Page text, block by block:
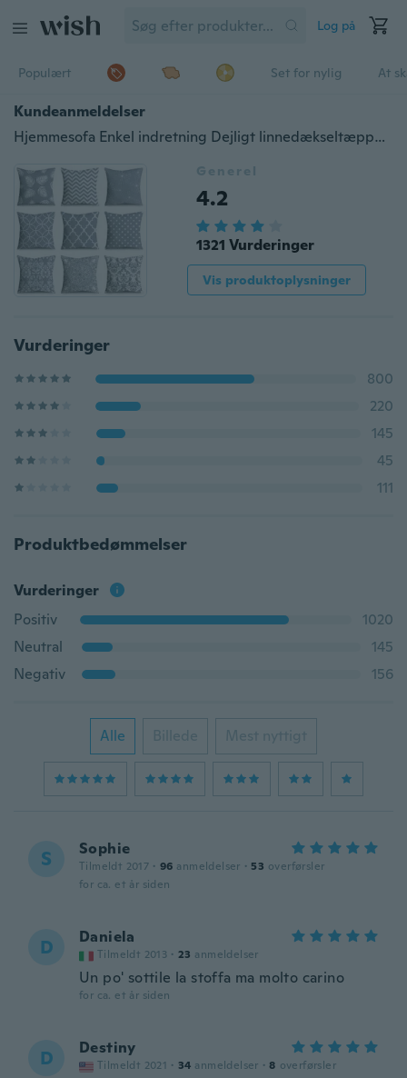
Log på
Populært Set for nylig At
Kundeanmeldelser
Hjemmesofa Enkel indretning Dejligt linnedækseltæppe Plantestil Kast Pudebetræk Pudebetræk
Generel
4.2
1321 Vurderinger
Vis produktoplysninger
Vurderinger
800
220
145
45
111
Produktbedømmelser
Vurderinger
Positiv
1020
Neutral
145
Negativ
156
Alle Billede Mest nyttigt
S Sophie
Tilmeldt 2017 · 96 anmeldelser · 53 overførsler
for ca. et år siden
D Daniela
Tilmeldt 2013 · 23 anmeldelser
Un po' sottile la stoffa ma molto carino
for ca. et år siden
D Destiny
Tilmeldt 2021 · 34 anmeldelser · 8 overførsler